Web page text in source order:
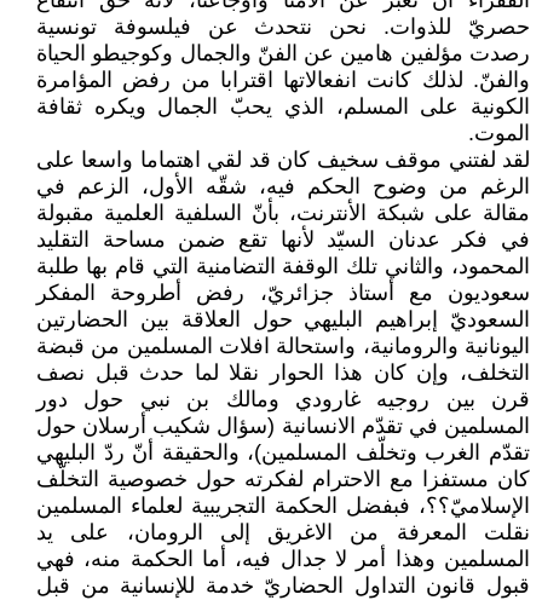
حصريّ للذوات. نحن نتحدث عن فيلسوفة تونسية
رصدت مؤلفين هامين عن الفنّ والجمال وكوجيطو الحياة
والفنّ. لذلك كانت انفعالاتها اقترابا من رفض المؤامرة
الكونية على المسلم، الذي يحبّ الجمال ويكره ثقافة
الموت.
لقد لفتني موقف سخيف كان قد لقي اهتماما واسعا على
الرغم من وضوح الحكم فيه، شقّه الأول، الزعم في
مقالة على شبكة الأنترنت، بأنّ السلفية العلمية مقبولة
في فكر عدنان السيّد لأنها تقع ضمن مساحة التقليد
المحمود، والثاني تلك الوقفة التضامنية التي قام بها طلبة
سعوديون مع أستاذ جزائريّ، رفض أطروحة المفكر
السعوديّ إبراهيم البليهي حول العلاقة بين الحضارتين
اليونانية والرومانية، واستحالة افلات المسلمين من قبضة
التخلف، وإن كان هذا الحوار نقلا لما حدث قبل نصف
قرن بين روجيه غارودي ومالك بن نبي حول دور
المسلمين في تقدّم الانسانية (سؤال شكيب أرسلان حول
تقدّم الغرب وتخلّف المسلمين)، والحقيقة أنّ ردّ البليهي
كان مستفزا مع الاحترام لفكرته حول خصوصية التخلّف
الإسلاميّ؟؟، فبفضل الحكمة التجريبية لعلماء المسلمين
نقلت المعرفة من الاغريق إلى الرومان، على يد
المسلمين وهذا أمر لا جدال فيه، أما الحكمة منه، فهي
قبول قانون التداول الحضاريّ خدمة للإنسانية من قبل